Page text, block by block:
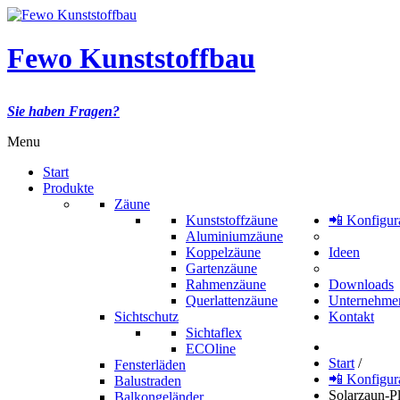
Fewo Kunststoffbau
Sie haben Fragen?
Menu
Start
Produkte
Zäune
Kunststoffzäune
Aluminiumzäune
Koppelzäune
Gartenzäune
Rahmenzäune
Querlattenzäune
Sichtschutz
Sichtaflex
ECOline
Fensterläden
Balustraden
Balkongeländer
📲
Ideen
Downloads
Kontakt
Start /
📲
Solarzaun-